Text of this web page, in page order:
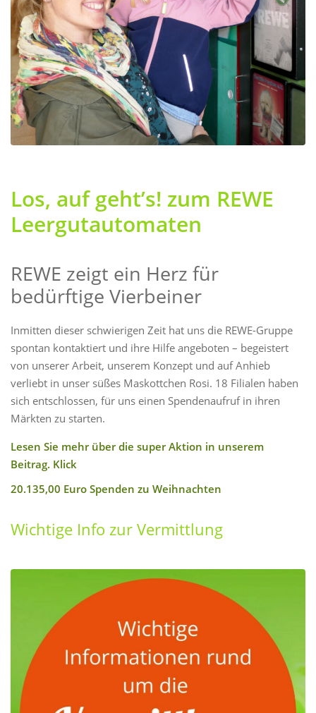
Los, auf geht’s! zum REWE
Leergutautomaten
REWE zeigt ein Herz für
bedürftige Vierbeiner
Inmitten dieser schwierigen Zeit hat uns die REWE-Gruppe
spontan kontaktiert und ihre Hilfe angeboten – begeistert
von unserer Arbeit, unserem Konzept und auf Anhieb
verliebt in unser süßes Maskottchen Rosi. 18 Filialen haben
sich entschlossen, für uns einen Spendenaufruf in ihren
Märkten zu starten.
Lesen Sie mehr über die super Aktion in unserem
Beitrag. Klick
20.135,00 Euro Spenden zu Weihnachten
Wichtige Info zur Vermittlung